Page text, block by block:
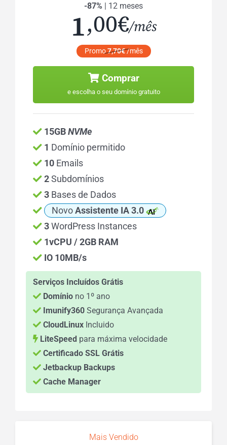
-87% | 12 meses
1,00€/mês
Promo7,70€/mês
Comprar
e escolha o seu domínio gratuito
15GB NVMe
1 Domínio permitido
10Emails
2Subdomínios
3Bases de Dados
Novo Assistente IA 3.0
3WordPress Instances
1vCPU / 2GB RAM
IO 10MB/s
Serviços Incluídos Grátis
Domínio no 1º ano
Imunify360 Segurança Avançada
CloudLinux Incluido
LiteSpeed para máxima velocidade
Certificado SSL Grátis
Jetbackup Backups
Cache Manager
Mais Vendido